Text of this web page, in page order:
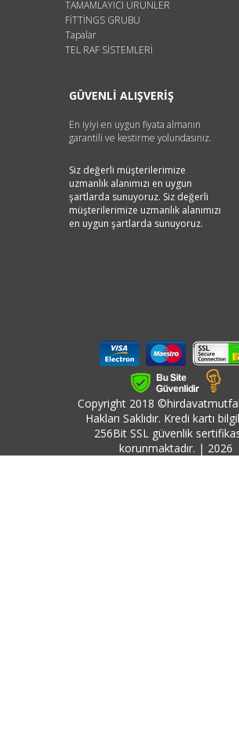
TAMAMLAYICI ÜRÜNLER
FİTTİNGS GRUBU
Tapalar
TEL RAF SİSTEMLERİ
GÜVENLİ ALIŞVERİŞ
En iyiyi en uygun fiyata almanın
garantili ve kestirme yolundasınız.
Siz değerli müşterilerimize
uzmanlık alanımızı en uygun
şartlarda sunuyoruz. Siz değerli
müşterilerimize uzmanlık alanımızı
en uygun şartlarda sunuyoruz.
Copyright 2018
Hakları Saklıdır. Kredi kartı
256Bit SSL güvenlik
korunmaktadır. | 2026